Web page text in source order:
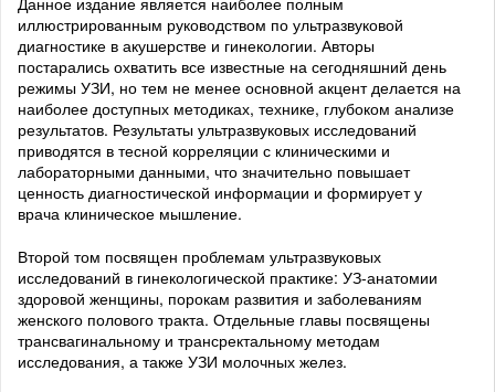
иллюстрированным руководством по ультразвуковой
диагностике в акушерстве и гинекологии. Авторы
постарались охватить все известные на сегодняшний день
режимы УЗИ, но тем не менее основной акцент делается на
наиболее доступных методиках, технике, глубоком анализе
результатов. Результаты ультразвуковых исследований
приводятся в тесной корреляции с клиническими и
лабораторными данными, что значительно повышает
ценность диагностической информации и формирует у
врача клиническое мышление.
Второй том посвящен проблемам ультразвуковых
исследований в гинекологической практике: УЗ-анатомии
здоровой женщины, порокам развития и заболеваниям
женского полового тракта. Отдельные главы посвящены
трансвагинальному и трансректальному методам
исследования, а также УЗИ молочных желез.